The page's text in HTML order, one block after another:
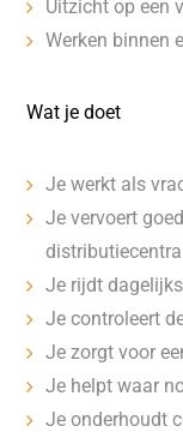
Uitzicht op een
Werken binnen
Wat je doet
Je werkt als
Je vervoert
distributiecentra
Je rijdt
Je controleert
Je zorgt voor
Je helpt waar
Je onderhoudt